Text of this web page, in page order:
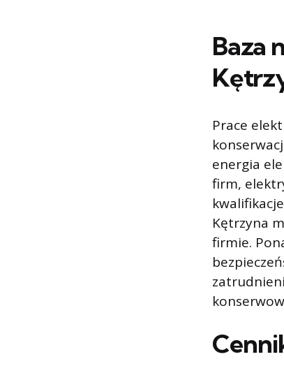
Baza
Prace
energia
firm,
Kętrzyna
firmie.